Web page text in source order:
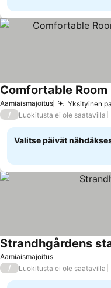
Aamiaismajoitus Yksityinen
Katso hinnat
/ Luokitusta ei ole saatavilla
Valitse päivät
Aamiaismajoitus
Strandhgårdens
/ Luokitusta ei ole saatavilla